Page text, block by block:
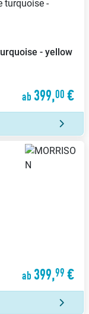
- yellow
ab 399,00 €
ab 399,99 €